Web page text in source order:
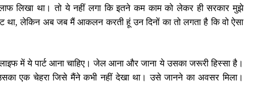
लिखा था। तो ये नहीं लगा कि इतने कम काम को लेकर ही सरकार मुझे
था, लेकिन अब जब मैं आकलन करती हूं उन दिनों का तो लगता है कि वो ऐसा
में ये पार्ट आना चाहिए। जेल आना और जाना ये उसका जरूरी हिस्सा है।
एक चेहरा जिसे मैंने कभी नहीं देखा था। उसे जानने का अवसर मिला।